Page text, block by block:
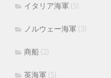
イタリア海軍 (5)
ノルウェー海軍 (3)
商船 (2)
英海軍 (5)